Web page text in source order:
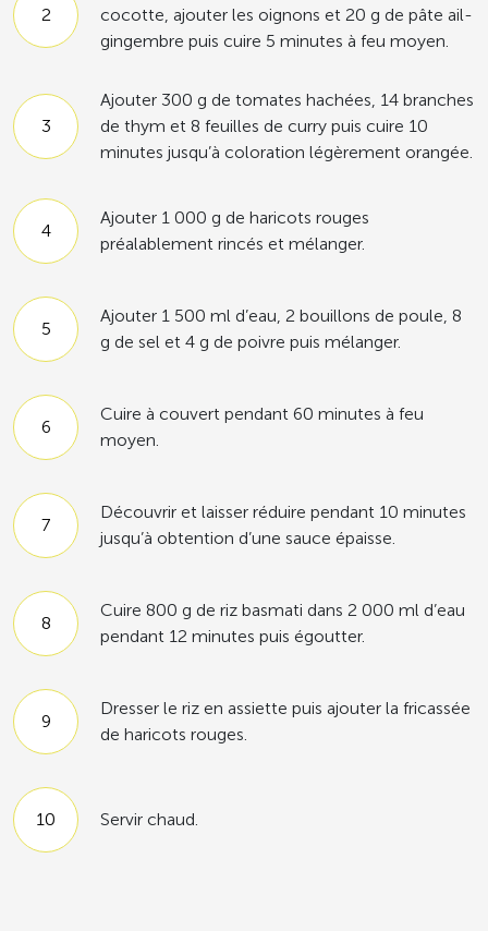
cocotte, ajouter les oignons et 20 g de pâte ail-
gingembre puis cuire 5 minutes à feu moyen.
Ajouter 300 g de tomates hachées, 14 branches
de thym et 8 feuilles de curry puis cuire 10
minutes jusqu’à coloration légèrement orangée.
Ajouter 1 000 g de haricots rouges
préalablement rincés et mélanger.
Ajouter 1 500 ml d’eau, 2 bouillons de poule, 8
g de sel et 4 g de poivre puis mélanger.
Cuire à couvert pendant 60 minutes à feu
moyen.
Découvrir et laisser réduire pendant 10 minutes
jusqu’à obtention d’une sauce épaisse.
Cuire 800 g de riz basmati dans 2 000 ml d’eau
pendant 12 minutes puis égoutter.
Dresser le riz en assiette puis ajouter la fricassée
de haricots rouges.
Servir chaud.